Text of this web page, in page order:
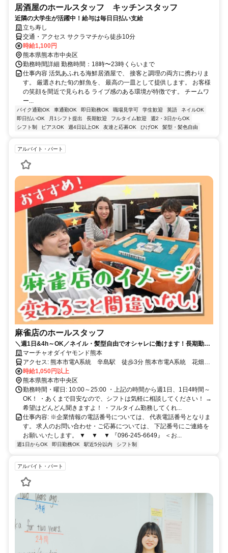
居酒屋のホールスタッフ キッチンスタッフ
近隣の大学生が活躍中！給与は毎日日払い支給
立ち寿し
交通・アクセス サクラマチから徒歩10分
時給1,100円
熊本県熊本市中央区
勤務時間詳細 勤務時間：18時〜23時くらいまで
仕事内容 活気あふれる海鮮居酒屋で、 接客と調理の両方に携わりま
す。 厳選された旬の鮮魚を、 最高の一皿として提供します。 お客様
の笑顔を間近で見られる ライブ感のある環境が特徴です。 チームワ
ー...
バイク通勤OK 車通勤OK 即日勤務OK 職場見学可 学生歓迎 英語
ネイルOK
即日払いOK
月1シフト提出 長期歓迎 フルタイム歓迎
週2・3日からOK
シフト制
ピアスOK 週4日以上OK 友達と応募OK ひげOK 髪型・髪色自由
アルバイト・パート
麻雀店のホールスタッフ
＼週1日&4h～OK／ネイル・髪型自由でオシャレに働けます！長期勤務
出来る方大歓迎！
マーチャオダイヤモンド熊本
アクセス: 熊本市電A系統 辛島駅 徒歩3分 熊本市電A系統 花畑
駅 徒歩4分
時給1,050円以上
熊本県熊本市中央区
勤務時間・曜日: 10:00～25:00 ・上記の時間から週1日、1日4時間～
OK！ ・あくまで目安なので、シフトは気軽に相談してください！ →
希望はどんどん聞きますよ！ ・フルタイム勤務してくれ...
仕事内容: ※企業情報の電話番号については、 代表電話番号となりま
す。 求人のお問い合わせ・ご応募については、 下記番号にご連絡を
お願いいたします。 ▼ ▼ ▼ 『096-245-6649』 ＜お...
週1日からOK 即日勤務OK 駅近5分以内 シフト制
アルバイト・パート